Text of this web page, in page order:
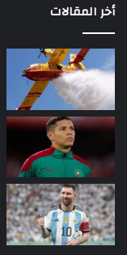
أخر المقالات